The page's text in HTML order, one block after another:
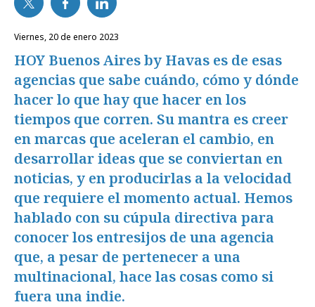
viernes, 20 de enero 2023
HOY Buenos Aires by Havas es de esas
agencias que sabe cuándo, cómo y dónde
hacer lo que hay que hacer en los
tiempos que corren. Su mantra es creer
en marcas que aceleran el cambio, en
desarrollar ideas que se conviertan en
noticias, y en producirlas a la velocidad
que requiere el momento actual. Hemos
hablado con su cúpula directiva para
conocer los entresijos de una agencia
que, a pesar de pertenecer a una
multinacional, hace las cosas como si
fuera una indie.